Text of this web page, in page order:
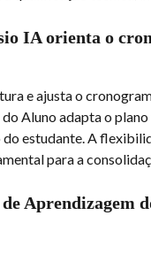
IA orienta o
e ajusta o
Aluno adapta o
estudante. A
para a
Aprendizagem